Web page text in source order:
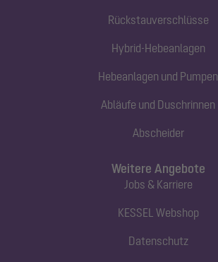
Rückstauverschlüsse
Hybrid-Hebeanlagen
Hebeanlagen und Pumpen
Abläufe und Duschrinnen
Abscheider
Weitere Angebote
Jobs & Karriere
KESSEL Webshop
Datenschutz